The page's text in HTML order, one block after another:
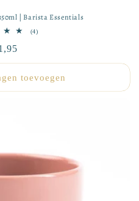
| Barista Essentials
(4)4
toevoegen